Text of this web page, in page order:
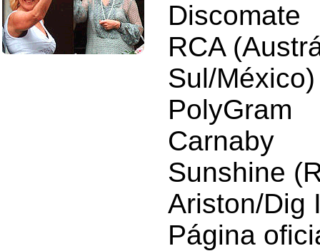
Discomate
RCA
Sul/México)
PolyGram
Carnaby
Sunshine
Ariston/Dig
Página